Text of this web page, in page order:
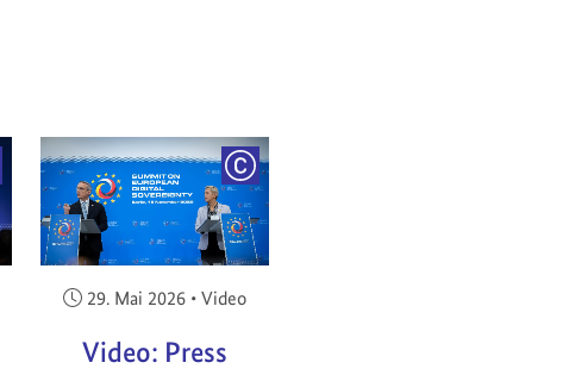
COPYRIGHT
Veröffentlicht am:
29. Mai 2026 • Video
Video: Press